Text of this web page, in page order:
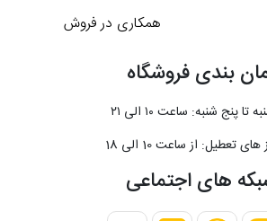
همکاری در فروش
بندی فروشگاه
تا پنج شنبه: ساعت ۱۰ الی ۲۱
تعطیل: از ساعت 10 الی 18
های اجتماعی